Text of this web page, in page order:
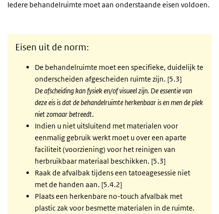
Iedere behandelruimte moet aan onderstaande eisen voldoen.
Eisen uit de norm:
De behandelruimte moet een specifieke, duidelijk te
onderscheiden afgescheiden ruimte zijn. [5.3]
De afscheiding kan fysiek en/of visueel zijn. De essentie van
deze eis is dat de behandelruimte herkenbaar is en men de plek
niet zomaar betreedt.
Indien u niet uitsluitend met materialen voor
eenmalig gebruik werkt moet u over een aparte
faciliteit (voorziening) voor het reinigen van
herbruikbaar materiaal beschikken. [5.3]
Raak de afvalbak tijdens een tatoeagesessie niet
met de handen aan. [5.4.2]
Plaats een herkenbare no-touch afvalbak met
plastic zak voor besmette materialen in de ruimte.